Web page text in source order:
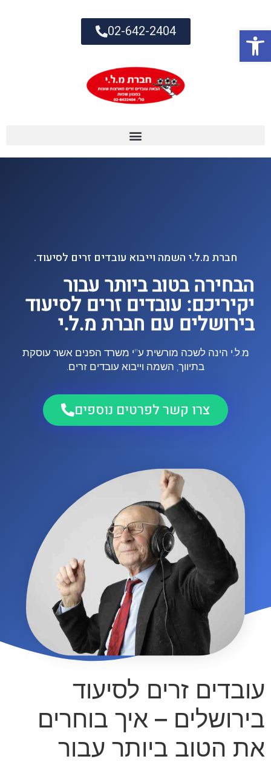
פתח סרגל נגישות 02-642-2404
חברת מ.ל.י השמה וייבוא עובדים זרים לסיעוד.
הבחירה בטוב ביותר עבור
יקיריכם: עובדים זרים לסיעוד
בירושלים עם חברת מ.ל.י
מ.ל.י הינה לשכה מורשית ע"י משרד הפנים אשר עוסקת
בתיווך, השמה וייבוא עובדים זרים.
צרו קשר לפרטים נוספים
עובדים זרים לסיעוד
בירושלים – איך בוחרים
את הטוב ביותר עבור